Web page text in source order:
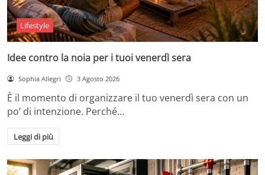
Lifestyle
Idee contro la noia per i tuoi venerdì sera
Sophia Allegri 3 Agosto 2026
È il momento di organizzare il tuo venerdì sera con un
po’ di intenzione. Perché…
Leggi di più